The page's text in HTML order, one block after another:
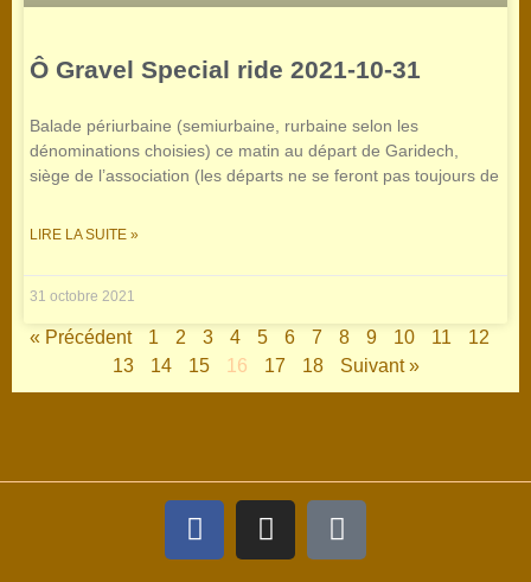
Ô Gravel Special ride 2021-10-31
Balade périurbaine (semiurbaine, rurbaine selon les
dénominations choisies) ce matin au départ de Garidech,
siège de l’association (les départs ne se feront pas toujours de
LIRE LA SUITE »
31 octobre 2021
« Précédent 1 2 3 4 5 6 7 8 9 10 11
12
13
14 15 16 17 18 Suivant »